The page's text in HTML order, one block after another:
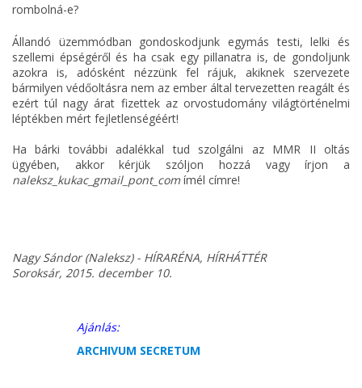
rombolná-e?
Állandó üzemmódban gondoskodjunk egymás testi, lelki és
szellemi épségéről és ha csak egy pillanatra is, de gondoljunk
azokra is, adósként nézzünk fel rájuk, akiknek szervezete
bármilyen védőoltásra nem az ember által tervezetten reagált és
ezért túl nagy árat fizettek az orvostudomány világtörténelmi
léptékben mért fejletlenségéért!
Ha bárki további adalékkal tud szolgálni az MMR II oltás
ügyében, akkor kérjük szóljon hozzá vagy írjon a
naleksz_kukac_gmail_pont_comímél címre!
Nagy Sándor (Naleksz) - HÍRARÉNA, HÍRHÁTTÉR
Soroksár, 2015. december 10.
Ajánlás:
ARCHIVUM SECRETUM